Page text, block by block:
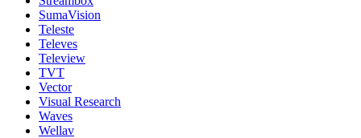
SumaVision
Teleste
Televes
Teleview
TVT
Vector
Visual Research
Waves
Wellav